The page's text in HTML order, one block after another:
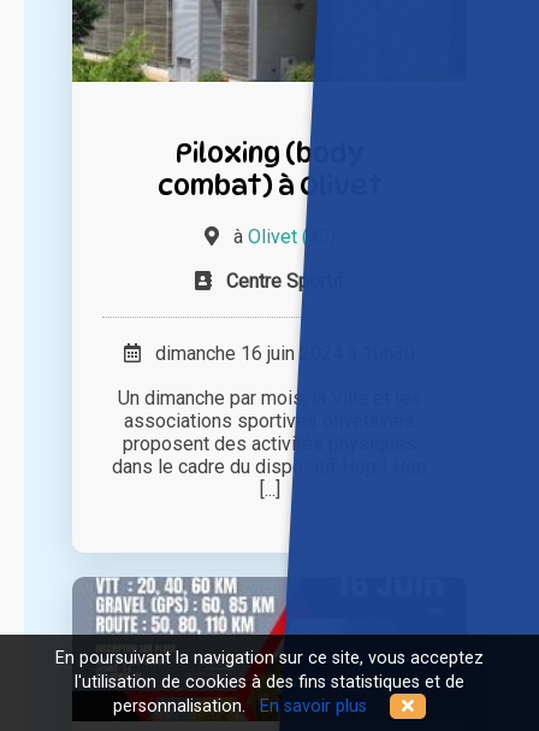
Piloxing (body
combat) à Olivet
à Olivet (45)
Centre Sportif
dimanche 16 juin 2024 à 10h30
Un dimanche par mois, la Ville et les
associations sportives olivetaines
proposent des activités physiques
dans le cadre du dispositif Hop ! Hop
[...]
En poursuivant la navigation sur ce site, vous acceptez
l'utilisation de cookies à des fins statistiques et de
personnalisation.
En savoir plus